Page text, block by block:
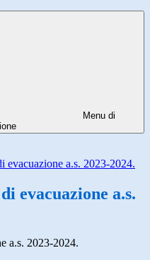
Menu di
evacuazione a.s. 2023-2024.
evacuazione a.s.
a.s. 2023-2024.